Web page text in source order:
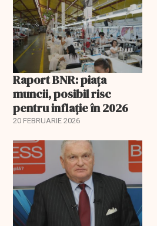
Raport BNR: piața
muncii, posibil risc
pentru inflație în 2026
20 FEBRUARIE 2026
EXCLUSIV